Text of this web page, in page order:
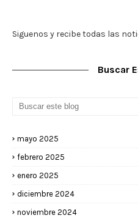
Siguenos y recibe todas las
Buscar
mayo 2025
febrero 2025
enero 2025
diciembre 2024
noviembre 2024